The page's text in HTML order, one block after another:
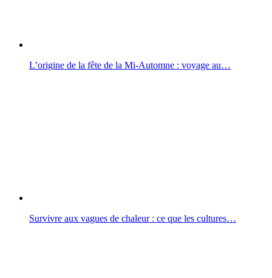
L’origine de la fête de la Mi-Automne : voyage au…
Survivre aux vagues de chaleur : ce que les cultures…